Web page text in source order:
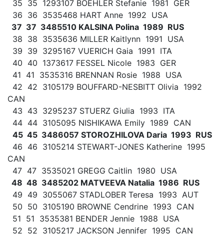
35 35 1293107 BOEHLER Stefanie 1981 GER
36 36 3535468 HART Anne 1992 USA
37 37 3485510 KALSINA Polina 1989 RUS
38 38 3535636 MILLER Kaitlynn 1991 USA
39 39 3295167 VUERICH Gaia 1991 ITA
40 40 1373617 FESSEL Nicole 1983 GER
41 41 3535316 BRENNAN Rosie 1988 USA
42 42 3105179 BOUFFARD-NESBITT Olivia 1992
CAN
43 43 3295237 STUERZ Giulia 1993 ITA
44 44 3105095 NISHIKAWA Emily 1989 CAN
45 45 3486057 STOROZHILOVA Daria 1993 RUS
46 46 3105214 STEWART-JONES Katherine 1995
CAN
47 47 3535021 GREGG Caitlin 1980 USA
48 48 3485202 MATVEEVA Natalia 1986 RUS
49 49 3055067 STADLOBER Teresa 1993 AUT
50 50 3105190 BROWNE Cendrine 1993 CAN
51 51 3535381 BENDER Jennie 1988 USA
52 52 3105217 JACKSON Jennifer 1995 CAN